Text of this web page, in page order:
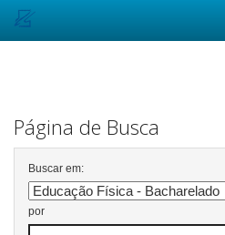
Página de Busca
Buscar em:
por